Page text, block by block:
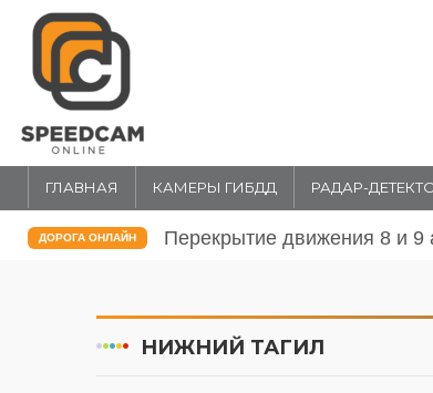
ГЛАВНАЯ КАМЕРЫ ГИБДД РАДАР-
ДОРОГА ОНЛАЙН Перекрытие движения 8 и 9
НИЖНИЙ ТАГИЛ